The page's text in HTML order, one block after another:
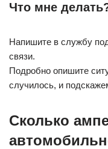
Что мне
Напишите в службу
связи.
Подробно опишите
случилось, и
Сколько